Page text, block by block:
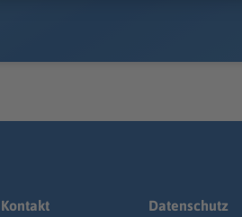
Kontakt Datenschutz